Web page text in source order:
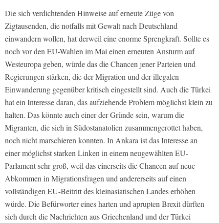
Die sich verdichtenden Hinweise auf erneute Züge von
Zigtausenden, die notfalls mit Gewalt nach Deutschland
einwandern wollen, hat derweil eine enorme Sprengkraft. Sollte es
noch vor den EU-Wahlen im Mai einen erneuten Ansturm auf
Westeuropa geben, würde das die Chancen jener Parteien und
Regierungen stärken, die der Migration und der illegalen
Einwanderung gegenüber kritisch eingestellt sind. Auch die Türkei
hat ein Interesse daran, das aufziehende Problem möglichst klein zu
halten. Das könnte auch einer der Gründe sein, warum die
Migranten, die sich in Südostanatolien zusammengerottet haben,
noch nicht marschieren konnten. In Ankara ist das Interesse an
einer möglichst starken Linken in einem neugewählten EU-
Parlament sehr groß, weil das einerseits die Chancen auf neue
Abkommen in Migrationsfragen und andererseits auf einen
vollständigen EU-Beitritt des kleinasiatischen Landes erhöhen
würde. Die Befürworter eines harten und aprupten Brexit dürften
sich durch die Nachrichten aus Griechenland und der Türkei